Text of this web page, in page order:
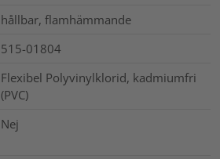
hållbar, flamhämmande
515-01804
Flexibel Polyvinylklorid, kadmiumfri
(PVC)
Nej